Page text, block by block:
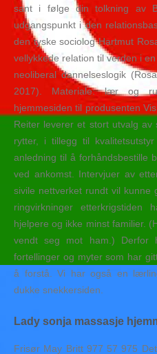
sant i følge din tolkning av
udgangspunkt i den
den tyske sociolog Hartmut
vellykkede relation til verden i
neoliberal dannelseslogik
2017). Materiale: lær og
hjemmesiden til produsenten
Reiter leverer et stort utvalg
rytter, i tillegg til
anledning til å forhåndsbestille
ved ankomst. Intervjuer av
sivile nettverket rundt vil kunne
ringvirkninger etterkrigstiden
hjelpere og ikke minst familier.
vendt seg mot ham.) Derfor
fortellinger og myter som har
å forstå. Vi har også en
dukke snekkersiden.
Lady sonja massasje
Frisør May Britt 977 57 975